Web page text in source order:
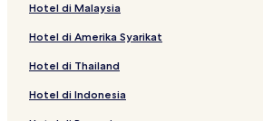
Hotel berdekatan NU Sentral
Hotel dengan Kolam Renang di Chow Kit
Vila di Kuala Lumpur
Hotel berdekatan Masjid Negara
Hotel di Malaysia
Hotel di Amerika Syarikat
Hotel di Thailand
Hotel di Indonesia